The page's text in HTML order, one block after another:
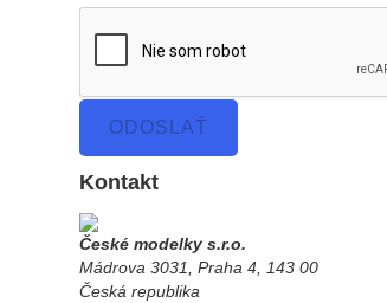
ODOSLAŤ
Kontakt
České modelky s.r.o.
Mádrova 3031, Praha 4, 143 00
Česká republika